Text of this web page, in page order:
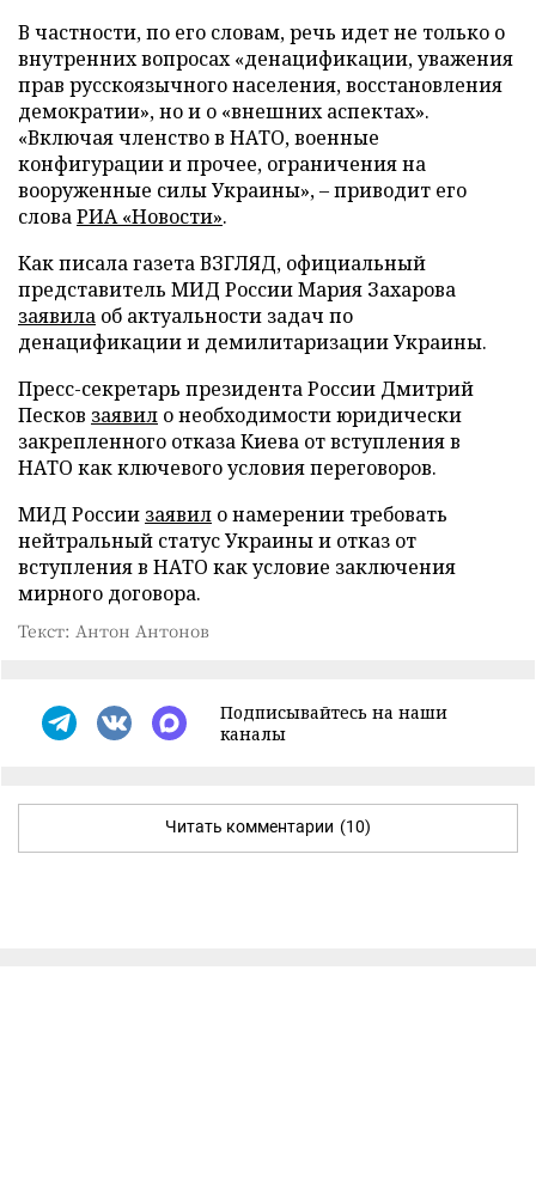
В частности, по его словам, речь идет не только о
внутренних вопросах «денацификации, уважения
прав русскоязычного населения, восстановления
демократии», но и о «внешних аспектах».
«Включая членство в НАТО, военные
конфигурации и прочее, ограничения на
вооруженные силы Украины», – приводит его
словаРИА «Новости».
Как писала газета ВЗГЛЯД, официальный
представитель МИД России Мария Захарова
заявила об актуальности задач по
денацификации и демилитаризации Украины.
Пресс-секретарь президента России Дмитрий
Песков заявил о необходимости юридически
закрепленного отказа Киева от вступления в
НАТО как ключевого условия переговоров.
МИД России заявил о намерении требовать
нейтральный статус Украины и отказ от
вступления в НАТО как условие заключения
мирного договора.
Текст: Антон Антонов
Подписывайтесь на наши
каналы
Читать комментарии (10)